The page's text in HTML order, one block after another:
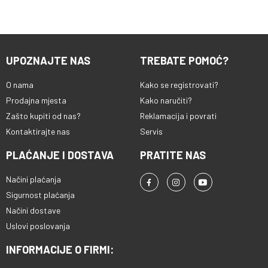
UPOZNAJTE NAS
O nama
Prodajna mjesta
Zašto kupiti od nas?
Kontaktirajte nas
TREBATE POMOĆ?
Kako se registrovati?
Kako naručiti?
Reklamacija i povrati
Servis
PLAĆANJE I DOSTAVA
Načini plaćanja
Sigurnost plaćanja
Načini dostave
Uslovi poslovanja
PRATITE NAS
INFORMACIJE O FIRMI: